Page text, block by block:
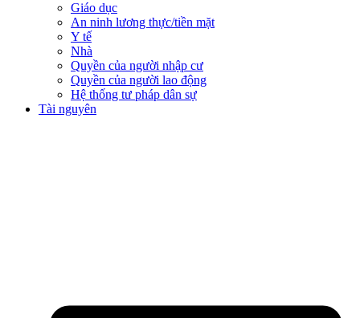
Giáo dục
An ninh lương thực/tiền mặt
Y tế
Nhà
Quyền của người nhập cư
Quyền của người lao động
Hệ thống tư pháp dân sự
Tài nguyên